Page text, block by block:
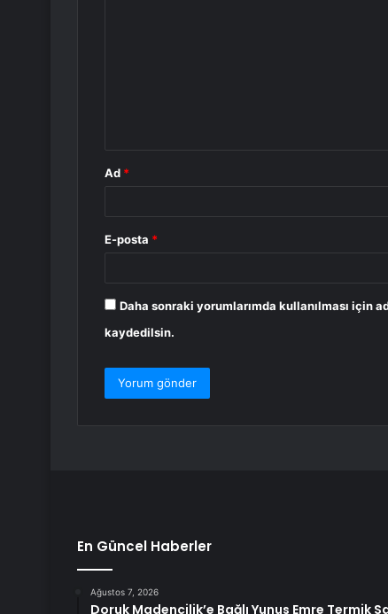
Ad *
E-posta *
Daha sonraki yorumlarımda kullanılması için
kaydedilsin.
En Güncel Haberler
Ağustos 7, 2026
Doruk Madencilik’e Bağlı Yunus Emre Termik